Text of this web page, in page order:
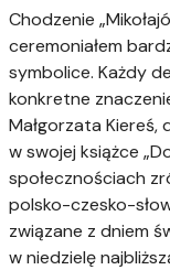
Chodzenie
ceremoniałem
symbolice. Każdy
konkretne
Małgorzata Kiereś,
w swojej książce
społecznościach
polsko-czesko-
związane z dniem
w niedzielę